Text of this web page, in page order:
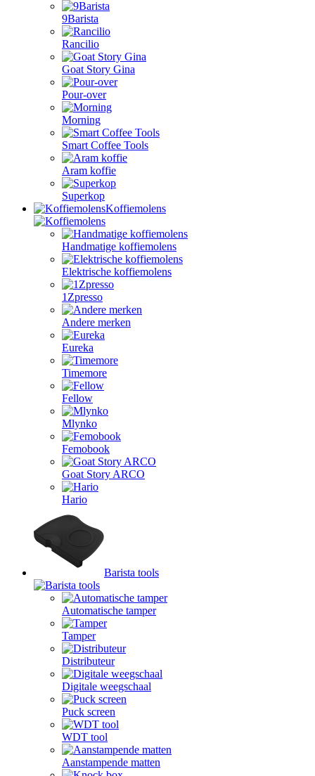
9Barista
Rancilio
Goat Story Gina
Pour-over
Morning
Smart Coffee Tools
Aram koffie
Superkop
Koffiemolens
Handmatige koffiemolens
Elektrische koffiemolens
1Zpresso
Andere merken
Eureka
Timemore
Fellow
Mlynko
Femobook
Goat Story ARCO
Hario
Barista tools
Automatische tamper
Tamper
Distributeur
Digitale weegschaal
Puck screen
WDT tool
Aanstampende matten